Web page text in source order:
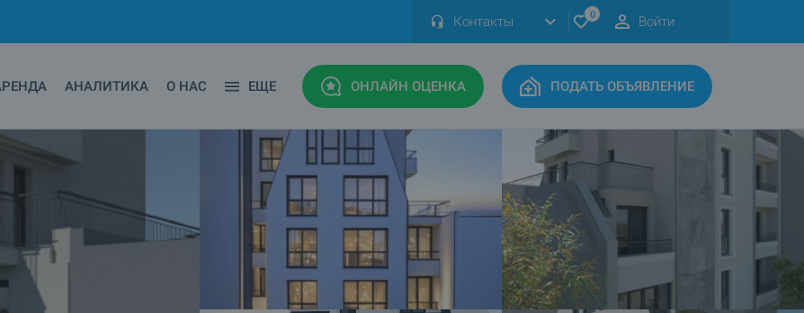
Контакты 0 Войти
АНАЛИТИКА О НАС ЕЩЕ ОНЛАЙН ОЦЕНКА ПОДАТЬ ОБЪЯВЛЕНИЕ